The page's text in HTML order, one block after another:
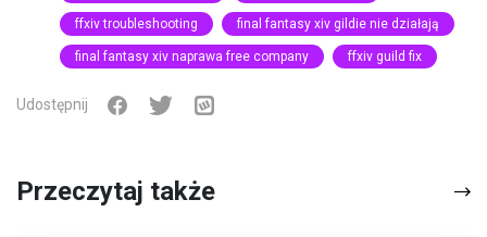
ffxiv troubleshooting final fantasy xiv gildie nie działają
final fantasy xiv naprawa free company ffxiv guild fix
Udostępnij
Przeczytaj także